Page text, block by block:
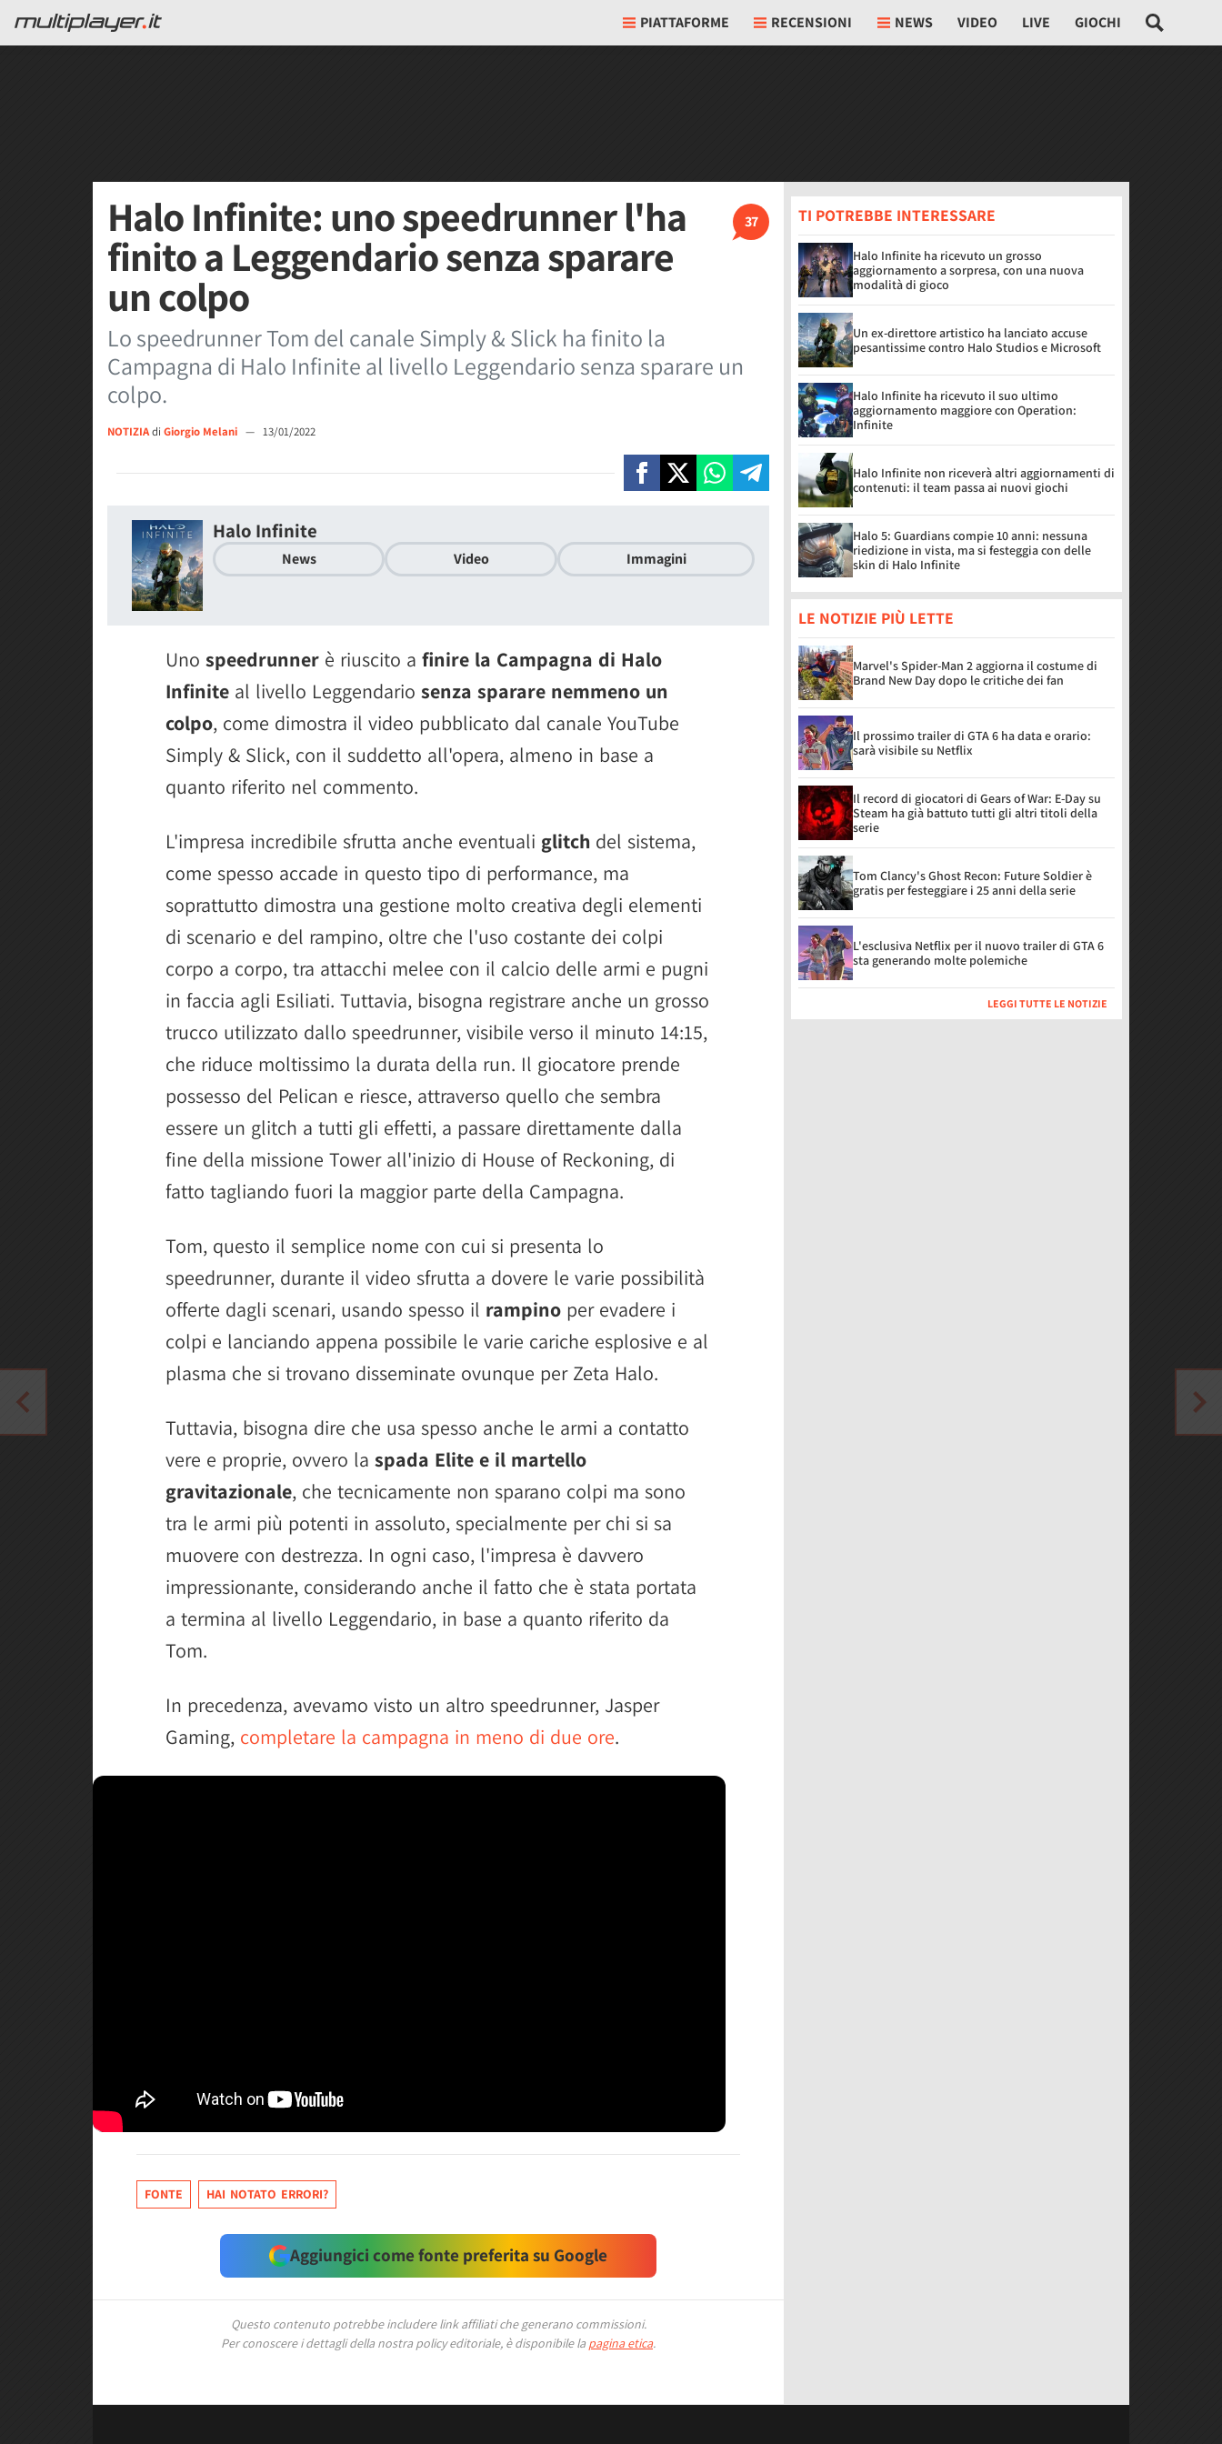
PIATTAFORME RECENSIONI NEWS VIDEO LIVE GIOCHI
37
Halo Infinite: uno speedrunner l'ha
finito a Leggendario senza sparare
un colpo
Lo speedrunner Tom del canale Simply & Slick ha finito la
Campagna di Halo Infinite al livello Leggendario senza sparare un
colpo.
NOTIZIAdi Giorgio Melani — 13/01/2022
Halo Infinite
News Video Immagini
Uno speedrunner è riuscito a finire la Campagna di Halo
Infinite al livello Leggendario senza sparare nemmeno un
colpo, come dimostra il video pubblicato dal canale YouTube
Simply & Slick, con il suddetto all'opera, almeno in base a
quanto riferito nel commento.
L'impresa incredibile sfrutta anche eventuali glitch del sistema,
come spesso accade in questo tipo di performance, ma
soprattutto dimostra una gestione molto creativa degli elementi
di scenario e del rampino, oltre che l'uso costante dei colpi
corpo a corpo, tra attacchi melee con il calcio delle armi e pugni
in faccia agli Esiliati. Tuttavia, bisogna registrare anche un grosso
trucco utilizzato dallo speedrunner, visibile verso il minuto 14:15,
che riduce moltissimo la durata della run. Il giocatore prende
possesso del Pelican e riesce, attraverso quello che sembra
essere un glitch a tutti gli effetti, a passare direttamente dalla
fine della missione Tower all'inizio di House of Reckoning, di
fatto tagliando fuori la maggior parte della Campagna.
Tom, questo il semplice nome con cui si presenta lo
speedrunner, durante il video sfrutta a dovere le varie possibilità
offerte dagli scenari, usando spesso il rampino per evadere i
colpi e lanciando appena possibile le varie cariche esplosive e al
plasma che si trovano disseminate ovunque per Zeta Halo.
Tuttavia, bisogna dire che usa spesso anche le armi a contatto
vere e proprie, ovvero la spada Elite e il martello
gravitazionale, che tecnicamente non sparano colpi ma sono
tra le armi più potenti in assoluto, specialmente per chi si sa
muovere con destrezza. In ogni caso, l'impresa è davvero
impressionante, considerando anche il fatto che è stata portata
a termina al livello Leggendario, in base a quanto riferito da
Tom.
In precedenza, avevamo visto un altro speedrunner, Jasper
Gaming, completare la campagna in meno di due ore.
FONTE HAI NOTATO ERRORI?
Aggiungici come fonte preferita su Google
Questo contenuto potrebbe includere link affiliati che generano commissioni.
Per conoscere i dettagli della nostra policy editoriale, è disponibile la pagina etica.
TI POTREBBE INTERESSARE
Halo Infinite ha ricevuto un grosso
aggiornamento a sorpresa, con una nuova
modalità di gioco
Un ex-direttore artistico ha lanciato accuse
pesantissime contro Halo Studios e Microsoft
Halo Infinite ha ricevuto il suo ultimo
aggiornamento maggiore con Operation:
Infinite
Halo Infinite non riceverà altri aggiornamenti di
contenuti: il team passa ai nuovi giochi
Halo 5: Guardians compie 10 anni: nessuna
riedizione in vista, ma si festeggia con delle
skin di Halo Infinite
LE NOTIZIE PIÙ LETTE
Marvel's Spider-Man 2 aggiorna il costume di
Brand New Day dopo le critiche dei fan
Il prossimo trailer di GTA 6 ha data e orario:
sarà visibile su Netflix
Il record di giocatori di Gears of War: E-Day su
Steam ha già battuto tutti gli altri titoli della
serie
Tom Clancy's Ghost Recon: Future Soldier è
gratis per festeggiare i 25 anni della serie
L'esclusiva Netflix per il nuovo trailer di GTA 6
sta generando molte polemiche
LEGGI TUTTE LE NOTIZIE